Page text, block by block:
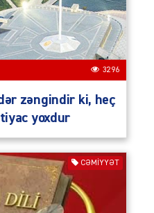
3296
zəngindir ki, heç
yoxdur
CƏMIYYƏT